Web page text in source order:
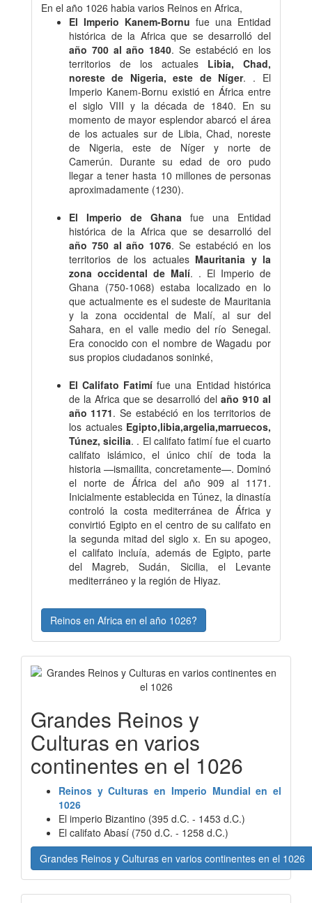
En el año 1026 habia varios Reinos en Africa,
El Imperio Kanem-Bornu fue una Entidad
histórica de la Africa que se desarrolló del
año 700 al año 1840. Se estabéció en los
territorios de los actuales Libia, Chad,
noreste de Nigeria, este de Níger. . El
Imperio Kanem-Bornu existió en África entre
el siglo VIII y la década de 1840. En su
momento de mayor esplendor abarcó el área
de los actuales sur de Libia, Chad, noreste
de Nigeria, este de Níger y norte de
Camerún. Durante su edad de oro pudo
llegar a tener hasta 10 millones de personas
aproximadamente (1230).
El Imperio de Ghana fue una Entidad
histórica de la Africa que se desarrolló del
año 750 al año 1076. Se estabéció en los
territorios de los actuales Mauritania y la
zona occidental de Malí. . El Imperio de
Ghana (750-1068) estaba localizado en lo
que actualmente es el sudeste de Mauritania
y la zona occidental de Malí, al sur del
Sahara, en el valle medio del río Senegal.
Era conocido con el nombre de Wagadu por
sus propios ciudadanos soninké,
El Califato Fatimí fue una Entidad histórica
de la Africa que se desarrolló del año 910 al
año 1171. Se estabéció en los territorios de
los actuales Egipto,libia,argelia,marruecos,
Túnez, sicilia. . El califato fatimí fue el cuarto
califato islámico, el único chií de toda la
historia —ismailita, concretamente—. Dominó
el norte de África del año 909 al 1171.
Inicialmente establecida en Túnez, la dinastía
controló la costa mediterránea de África y
convirtió Egipto en el centro de su califato en
la segunda mitad del siglo x. En su apogeo,
el califato incluía, además de Egipto, parte
del Magreb, Sudán, Sicilia, el Levante
mediterráneo y la región de Hiyaz.
Reinos en Africa en el año 1026?
Grandes Reinos y
Culturas en varios
continentes en el 1026
Reinos y Culturas en Imperio Mundial en el
1026
El imperio Bizantino (395 d.C. - 1453 d.C.)
El califato Abasí (750 d.C. - 1258 d.C.)
Grandes Reinos y Culturas en varios continentes en el 1026